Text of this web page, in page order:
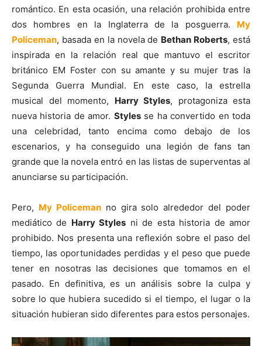
romántico. En esta ocasión, una relación prohibida entre
dos hombres en la Inglaterra de la posguerra. My
Policeman, basada en la novela de Bethan Roberts, está
inspirada en la relación real que mantuvo el escritor
británico EM Foster con su amante y su mujer tras la
Segunda Guerra Mundial. En este caso, la estrella
musical del momento, Harry Styles, protagoniza esta
nueva historia de amor. Stylesse ha convertido en toda
una celebridad, tanto encima como debajo de los
escenarios, y ha conseguido una legión de fans tan
grande que la novela entró en las listas de superventas al
anunciarse su participación.
Pero, My Policemanno gira solo alrededor del poder
mediático de Harry Styles ni de esta historia de amor
prohibido. Nos presenta una reflexión sobre el paso del
tiempo, las oportunidades perdidas y el peso que puede
tener en nosotras las decisiones que tomamos en el
pasado. En definitiva, es un análisis sobre la culpa y
sobre lo que hubiera sucedido si el tiempo, el lugar o la
situación hubieran sido diferentes para estos personajes.